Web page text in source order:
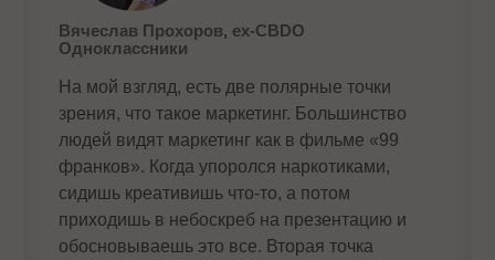
Вячеслав Прохоров, ех-CBDO
Одноклассники
На мой взгляд, есть две полярные точки
зрения, что такое маркетинг. Большинство
людей видят маркетинг как в фильме «99
франков». Когда упоролся наркотиками,
сидишь креативишь что-то, а потом
приходишь в небоскреб на презентацию и
обосновываешь это все. Вторая точка